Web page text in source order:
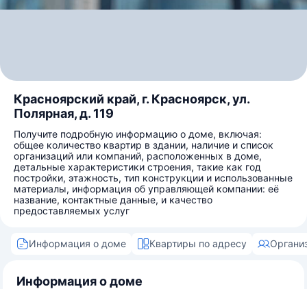
Красноярский край, г. Красноярск, ул.
Полярная, д. 119
Получите подробную информацию о доме, включая:
общее количество квартир в здании, наличие и список
организаций или компаний, расположенных в доме,
детальные характеристики строения, такие как год
постройки, этажность, тип конструкции и использованные
материалы, информация об управляющей компании: её
название, контактные данные, и качество
предоставляемых услуг
Информация о доме Квартиры по адресу
Информация о доме